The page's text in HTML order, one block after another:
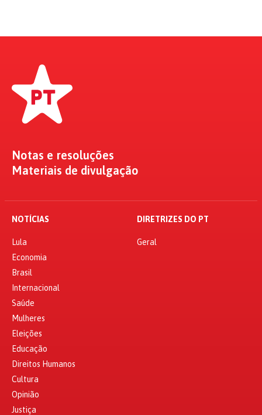
Notas e resoluções
Materiais de divulgação
NOTÍCIAS
Lula
Economia
Brasil
Internacional
Saúde
Mulheres
Eleições
Educação
Direitos Humanos
Cultura
Opinião
Justiça
DIRETRIZES DO PT
Geral